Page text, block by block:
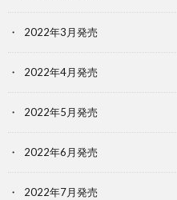
2022年3月発売
2022年4月発売
2022年5月発売
2022年6月発売
2022年7月発売